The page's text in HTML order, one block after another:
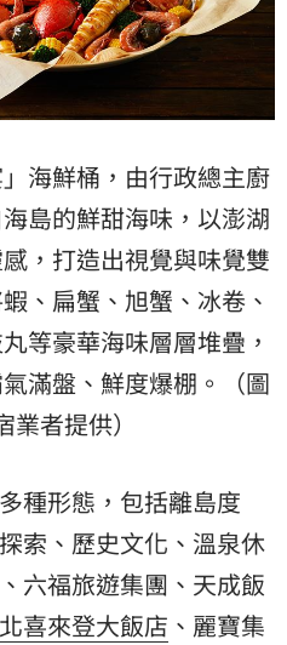
海鮮桶，由行政總主廚
島的鮮甜海味，以澎湖
，打造出視覺與味覺雙
、扁蟹、旭蟹、冰卷、
等豪華海味層層堆疊，
滿盤、鮮度爆棚。（圖
者提供）
種形態，包括離島度
索、歷史文化、溫泉休
六福旅遊集團、 天成飯
喜來登大飯店 、麗寶集